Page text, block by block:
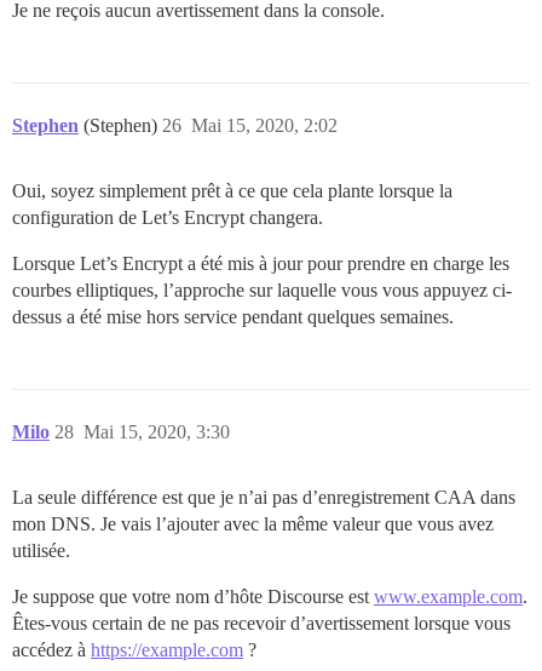
Je ne reçois aucun avertissement dans la console.
Stephen (Stephen) Mai 15, 2020, 2:02
26
Oui, soyez simplement prêt à ce que cela plante lorsque la
configuration de Let’s Encrypt changera.
Lorsque Let’s Encrypt a été mis à jour pour prendre en charge les
courbes elliptiques, l’approche sur laquelle vous vous appuyez ci-
dessus a été mise hors service pendant quelques semaines.
Milo Mai 15, 2020, 3:30
28
La seule différence est que je n’ai pas d’enregistrement CAA dans
mon DNS. Je vais l’ajouter avec la même valeur que vous avez
utilisée.
Je suppose que votre nom d’hôte Discourse est www.example.com.
Êtes-vous certain de ne pas recevoir d’avertissement lorsque vous
accédez à https://example.com ?